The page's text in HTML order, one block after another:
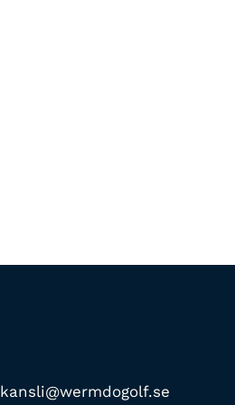
kansli@wermdogolf.se